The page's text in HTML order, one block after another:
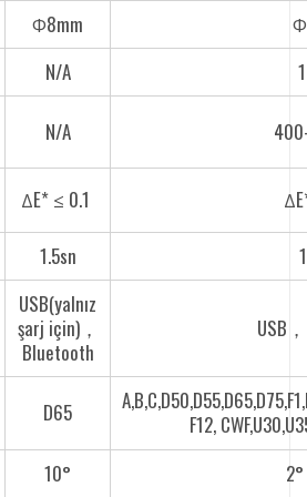
bilgilerini bulutta güncelleyebilir ve renk
hale getiren farklı araçlar arasında
Φ8mm
N/A
N/A
ΔE* ≤ 0.1
1.5sn
USB(yalnız
şarj için)，
Bluetooth
USB
D65
F12,
10°